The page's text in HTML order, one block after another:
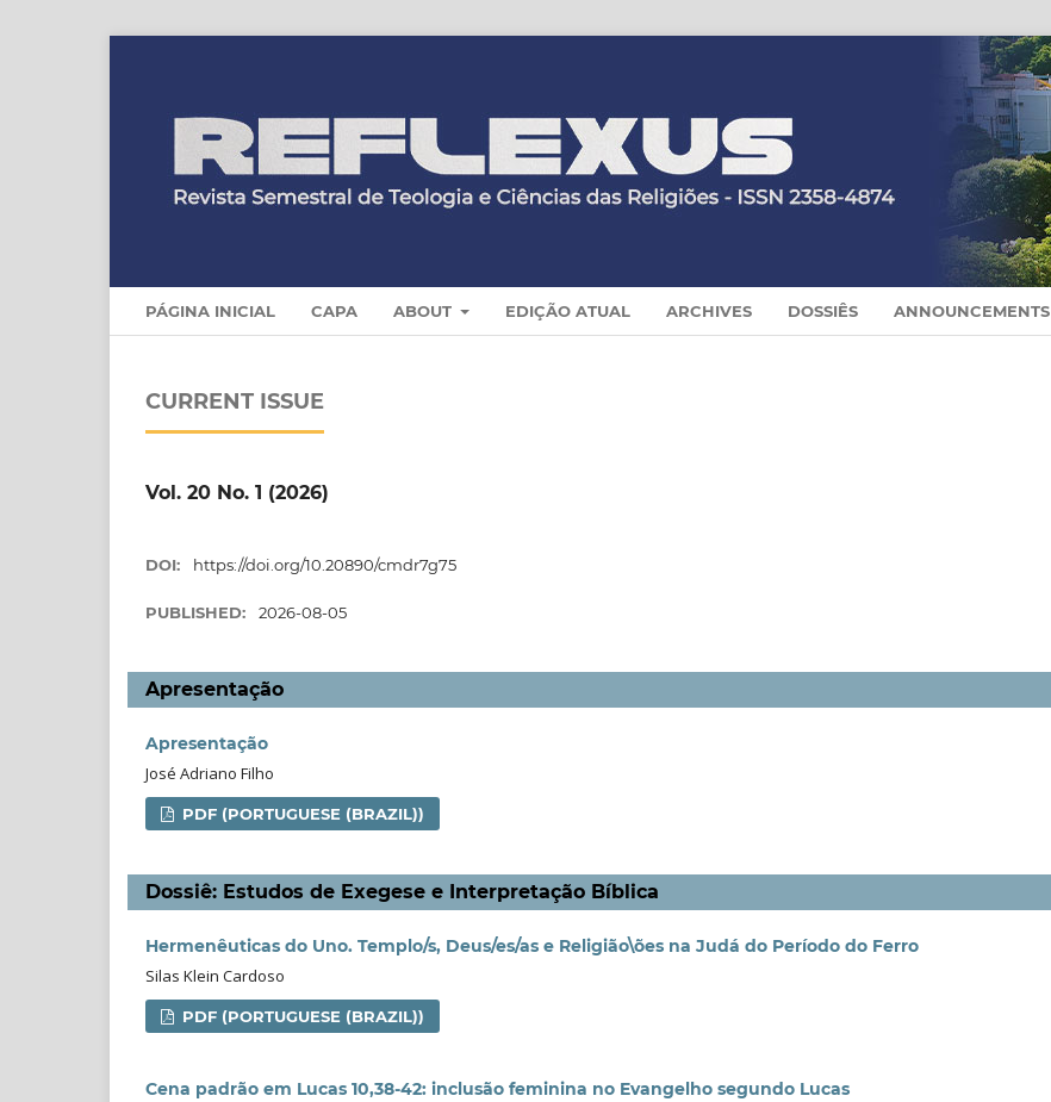
PÁGINA INICIAL CAPA ABOUT EDIÇÃO ATUAL ARCHIVES DOSSIÊS ANNOUNCEMENTS
CURRENT ISSUE
Vol. 20 No. 1 (2026)
DOI: https://doi.org/10.20890/cmdr7g75
PUBLISHED: 2026-08-05
Apresentação
Apresentação
José Adriano Filho
PDF (PORTUGUESE (BRAZIL))
Dossiê: Estudos de Exegese e Interpretação Bíblica
Hermenêuticas do Uno. Templo/s, Deus/es/as e Religião\ões na Judá do Período do Ferro
Silas Klein Cardoso
PDF (PORTUGUESE (BRAZIL))
Cena padrão em Lucas 10,38-42: inclusão feminina no Evangelho segundo Lucas